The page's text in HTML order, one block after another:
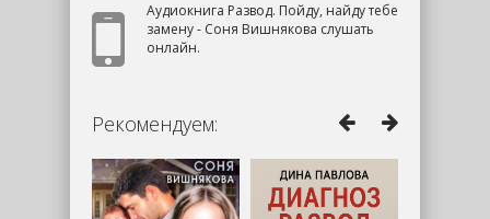
Аудиокнига Развод. Пойду, найду тебе
замену - Соня Вишнякова слушать
онлайн.
Рекомендуем: